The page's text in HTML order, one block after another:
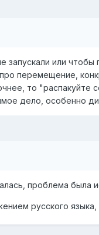
или
перемещение,
то
дело, особенно
проблема
русского языка,